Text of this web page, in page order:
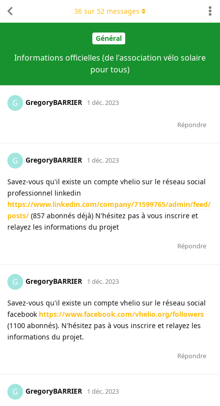
Général
Informations officielles (de l'association vélo solaire
pour tous)
36 sur 52 messages
G GregoryBARRIER 1 déc. 2023
Répondre
G GregoryBARRIER 1 déc. 2023
Savez-vous qu'il existe un compte vhelio sur le réseau social
professionnel linkedin
https://www.linkedin.com/company/71599765/admin/feed/
posts/ (857 abonnés déjà) N'hésitez pas à vous inscrire et
relayez les informations du projet
Répondre
G GregoryBARRIER 1 déc. 2023
Savez-vous qu'il existe un compte vhelio sur le réseau social
facebook https://www.facebook.com/vhelio.org/followers
(1100 abonnés). N'hésitez pas à vous inscrire et relayez les
informations du projet.
Répondre
G GregoryBARRIER 1 déc. 2023